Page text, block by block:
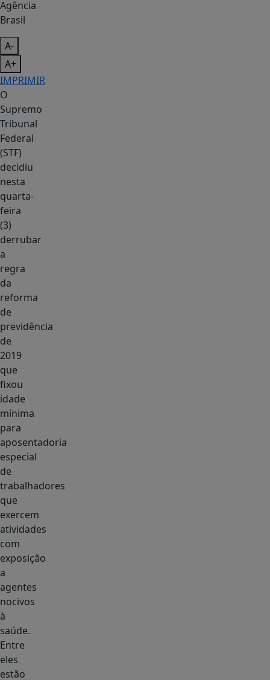
Agência
Brasil
A-
A+
IMPRIMIR
O
Supremo
Tribunal
Federal
(STF)
decidiu
nesta
quarta-
feira
(3)
derrubar
a
regra
da
reforma
de
previdência
de
2019
que
fixou
idade
mínima
para
aposentadoria
especial
de
trabalhadores
que
exercem
atividades
com
exposição
a
agentes
nocivos
à
saúde.
Entre
eles
estão